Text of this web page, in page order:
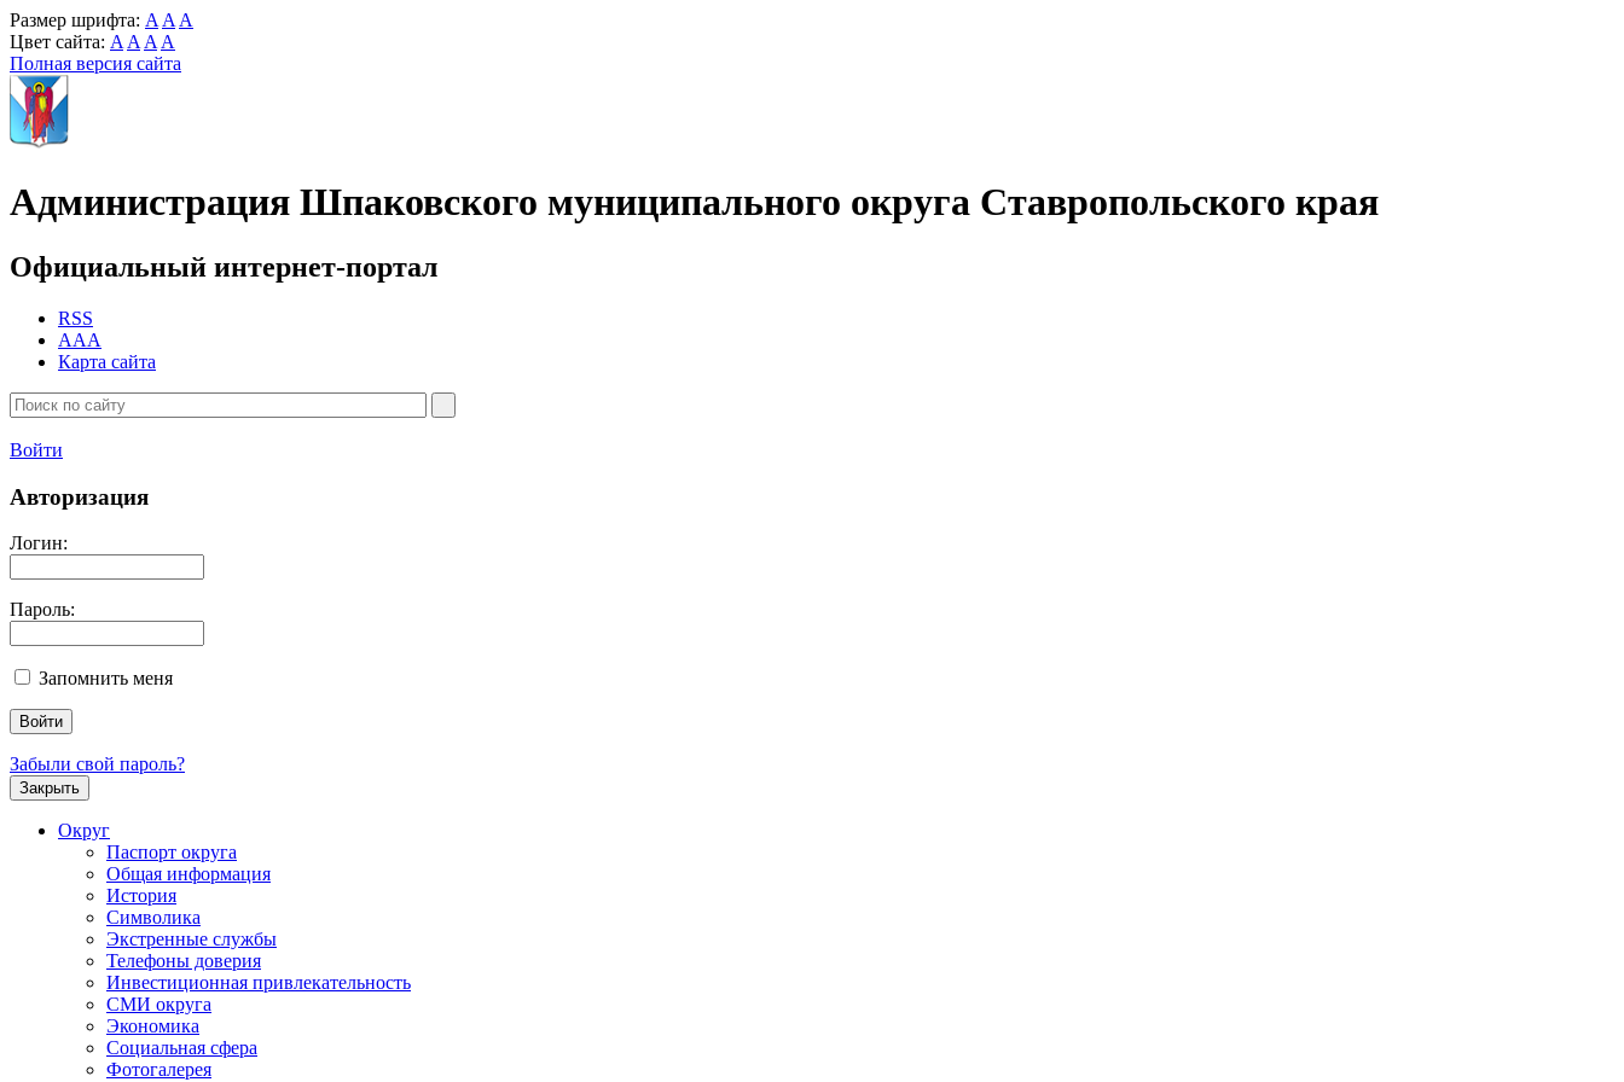
Размер шрифта: A A A
Цвет сайта: A A A A
Полная версия сайта
Администрация Шпаковского муниципального округа Ставропольского края
Официальный интернет-портал
RSS
AAA
Карта сайта
Войти
Авторизация
Логин:
Пароль:
Запомнить меня
Забыли свой пароль?
Закрыть
Округ
Паспорт округа
Общая информация
История
Символика
Экстренные службы
Телефоны доверия
Инвестиционная привлекательность
СМИ округа
Экономика
Социальная сфера
Фотогалерея